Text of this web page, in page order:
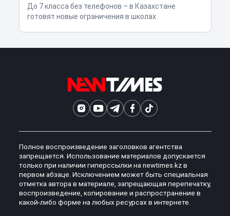
До 7 класса без телефонов – в Казахстане
готовят новые ограничения в школах
Полное воспроизведение заголовков агентства
запрещается. Использование материалов допускается
только при наличии гиперссылки на newtimes.kz в
первом абзаце. Исключением может быть специальная
отметка автора в материале, запрещающая перепечатку,
воспроизведение, копирование и распространение в
какой-либо форме на любых ресурсах в интернете.